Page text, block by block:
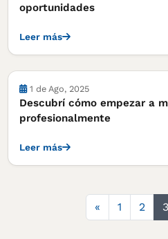
oportunidades
Leer más
1 de Ago, 2025
Descubrí cómo empezar a
profesionalmente
Leer más
«Anterior
1 2 3